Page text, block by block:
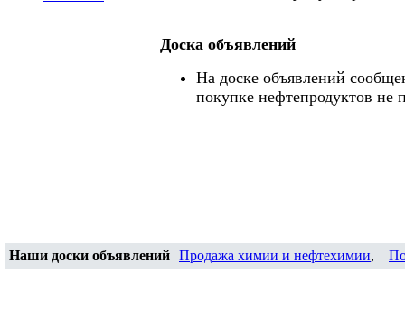
Доска объявлений
На доске объявлений
покупке нефтепродуктов не
Наши доски объявлений Продажа химии и нефтехимии,